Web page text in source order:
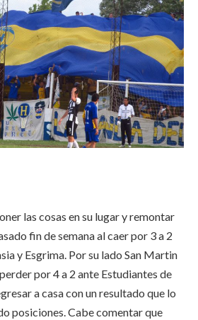
las cosas en su lugar y remontar
fin de semana al caer por 3 a 2
y Esgrima. Por su lado San Martin
por 4 a 2 ante Estudiantes de
a casa con un resultado que lo
posiciones. Cabe comentar que